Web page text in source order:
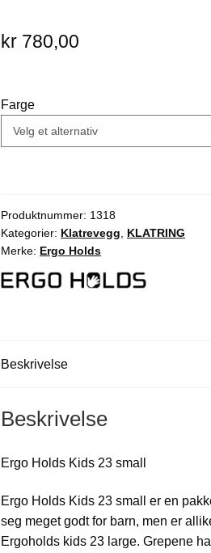
kr 780,00
Farge
Produktnummer: 1318
Kategorier: Klatrevegg
KLATRING
Merke: Ergo Holds
Beskrivelse
Beskrivelse
Ergo Holds Kids 23 small
Ergo Holds Kids 23 small er en
seg meget godt for barn, men er
Ergoholds kids 23 large. Grepene